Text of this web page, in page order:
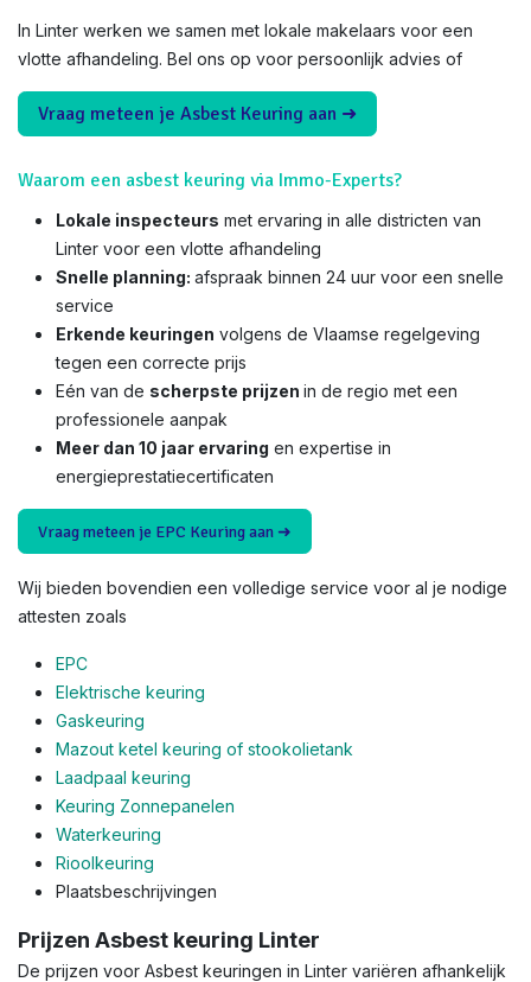
In Linter werken we samen met lokale makelaars voor een
vlotte afhandeling. Bel ons op voor persoonlijk advies of
Vraag meteen je Asbest Keuring aan ➜
Waarom een asbest keuring via Immo-Experts?
Lokale inspecteurs met ervaring in alle districten van
Linter voor een vlotte afhandeling
Snelle planning: afspraak binnen 24 uur voor een snelle
service
Erkende keuringen volgens de Vlaamse regelgeving
tegen een correcte prijs
Eén van de scherpste prijzen in de regio met een
professionele aanpak
Meer dan 10 jaar ervaring en expertise in
energieprestatiecertificaten
Vraag meteen je EPC Keuring aan ➜
Wij bieden bovendien een volledige service voor al je nodige
attesten zoals
EPC
Elektrische keuring
Gaskeuring
Mazout ketel keuring of stookolietank
Laadpaal keuring
Keuring Zonnepanelen
Waterkeuring
Rioolkeuring
Plaatsbeschrijvingen
Prijzen Asbest keuring Linter
De prijzen voor Asbest keuringen in Linter variëren afhankelijk